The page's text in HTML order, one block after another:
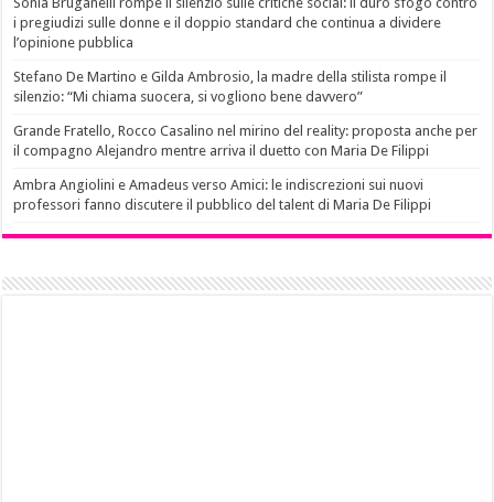
i pregiudizi sulle donne e il doppio standard che continua a dividere
l’opinione pubblica
Stefano De Martino e Gilda Ambrosio, la madre della stilista rompe il
silenzio: “Mi chiama suocera, si vogliono bene davvero”
Grande Fratello, Rocco Casalino nel mirino del reality: proposta anche per
il compagno Alejandro mentre arriva il duetto con Maria De Filippi
Ambra Angiolini e Amadeus verso Amici: le indiscrezioni sui nuovi
professori fanno discutere il pubblico del talent di Maria De Filippi